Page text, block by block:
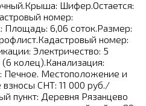
Шифер.Остается:
номер:
Площадь: 6,06 соток.Размер:
номер:
Электричество: 5
колец).Канализация:
Печное. Местоположение и
взносы СНТ: 11 000 руб./
пункт: Деревня Рязанцево